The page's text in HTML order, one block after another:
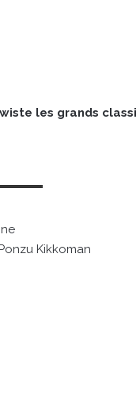
les grands
Kikkoman